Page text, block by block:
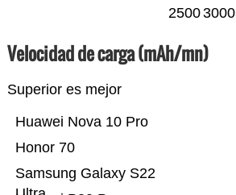
25003000
Velocidad de carga (mAh/mn)
Superior es mejor
Samsung Galaxy S22
Honor 70
Huawei Nova 10 Pro